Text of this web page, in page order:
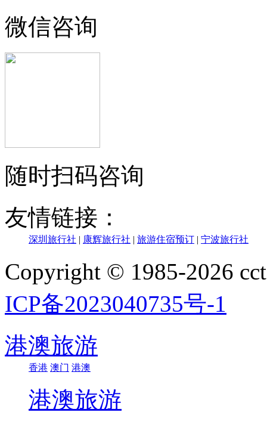
微信咨询
随时扫码咨询
友情链接：
深圳旅行社 | 康辉旅行社 | 旅游住宿预订 | 宁波旅行社
Copyright © 1985-2026
ICP备2023040735号-1
港澳旅游
香港 澳门 港澳
港澳旅游